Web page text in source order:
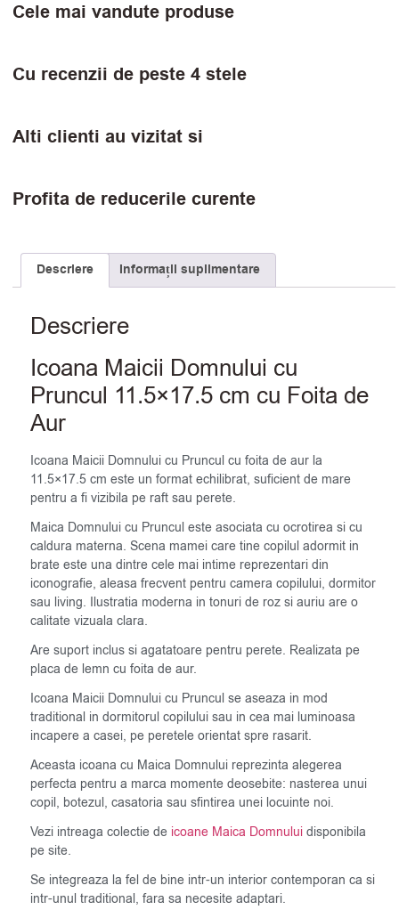
Cele mai vandute produse
Cu recenzii de peste 4 stele
Alti clienti au vizitat si
Profita de reducerile curente
Descriere Informații suplimentare
Descriere
Icoana Maicii Domnului cu
Pruncul 11.5×17.5 cm cu Foita de
Aur
Icoana Maicii Domnului cu Pruncul cu foita de aur la
11.5×17.5 cm este un format echilibrat, suficient de mare
pentru a fi vizibila pe raft sau perete.
Maica Domnului cu Pruncul este asociata cu ocrotirea si cu
caldura materna. Scena mamei care tine copilul adormit in
brate este una dintre cele mai intime reprezentari din
iconografie, aleasa frecvent pentru camera copilului, dormitor
sau living. Ilustratia moderna in tonuri de roz si auriu are o
calitate vizuala clara.
Are suport inclus si agatatoare pentru perete. Realizata pe
placa de lemn cu foita de aur.
Icoana Maicii Domnului cu Pruncul se aseaza in mod
traditional in dormitorul copilului sau in cea mai luminoasa
incapere a casei, pe peretele orientat spre rasarit.
Aceasta icoana cu Maica Domnului reprezinta alegerea
perfecta pentru a marca momente deosebite: nasterea unui
copil, botezul, casatoria sau sfintirea unei locuinte noi.
Vezi intreaga colectie de icoane Maica Domnului disponibila
pe site.
Se integreaza la fel de bine intr-un interior contemporan ca si
intr-unul traditional, fara sa necesite adaptari.